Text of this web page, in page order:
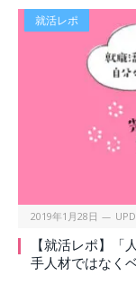
就活レポ
2019年1月28日
【就活レポ】「
手人材ではなく